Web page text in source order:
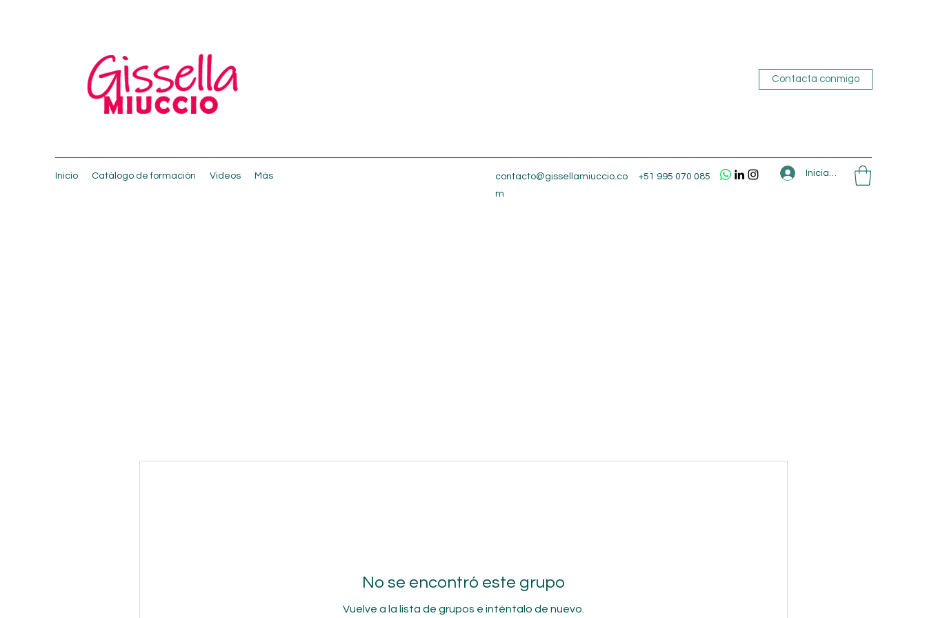
Contacta conmigo
Inicio Catálogo de formación Videos Más
contacto@gissellamiuccio.co
m
+51 995 070 085 Iniciar sesión
No se encontró este grupo
Vuelve a la lista de grupos e inténtalo de nuevo.